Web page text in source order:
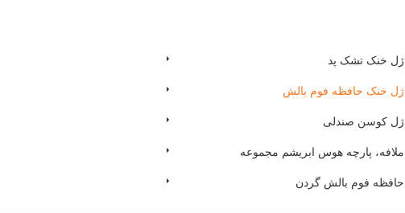
ژل خنک تشک پد
ژل خنک حافظه فوم بالش
ژل کوسن صندلی
ملافه، پارچه هوس ابریشم مجموعه
حافظه فوم بالش گردن